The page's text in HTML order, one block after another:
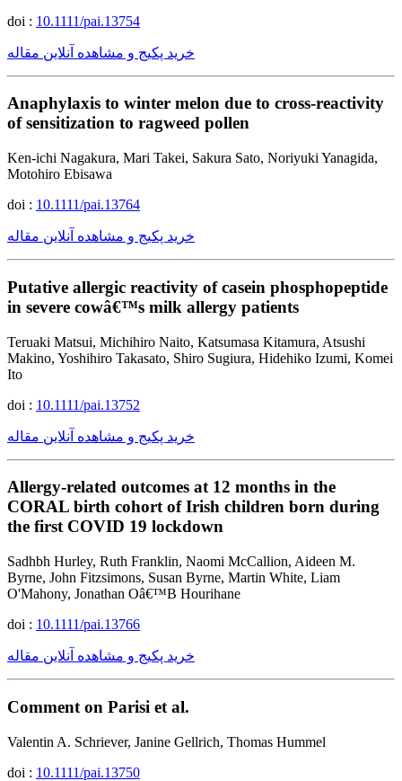
doi : 10.1111/pai.13754
خرید پکیج و مشاهده آنلاین مقاله
Anaphylaxis to winter melon due to cross-reactivity
of sensitization to ragweed pollen
Ken-ichi Nagakura, Mari Takei, Sakura Sato, Noriyuki Yanagida,
Motohiro Ebisawa
doi : 10.1111/pai.13764
خرید پکیج و مشاهده آنلاین مقاله
Putative allergic reactivity of casein phosphopeptide
in severe cowâ€™s milk allergy patients
Teruaki Matsui, Michihiro Naito, Katsumasa Kitamura, Atsushi
Makino, Yoshihiro Takasato, Shiro Sugiura, Hidehiko Izumi, Komei
Ito
doi : 10.1111/pai.13752
خرید پکیج و مشاهده آنلاین مقاله
Allergy-related outcomes at 12 months in the
CORAL birth cohort of Irish children born during
the first COVID 19 lockdown
Sadhbh Hurley, Ruth Franklin, Naomi McCallion, Aideen M.
Byrne, John Fitzsimons, Susan Byrne, Martin White, Liam
O'Mahony, Jonathan Oâ€™B Hourihane
doi : 10.1111/pai.13766
خرید پکیج و مشاهده آنلاین مقاله
Comment on Parisi et al.
Valentin A. Schriever, Janine Gellrich, Thomas Hummel
doi : 10.1111/pai.13750